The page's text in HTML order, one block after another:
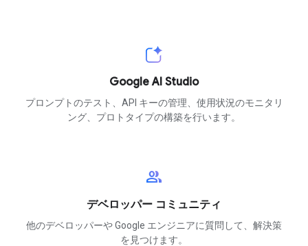
Google AI Studio
プロンプトのテスト、API キーの管理、使用状況のモニタリ
ング、プロトタイプの構築を行います。
group
デベロッパー コミュニティ
他のデベロッパーや Google エンジニアに質問して、解決策
を見つけます。